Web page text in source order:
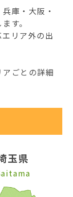
庫・大阪・
す。
リア外の出
ごとの詳細
玉県